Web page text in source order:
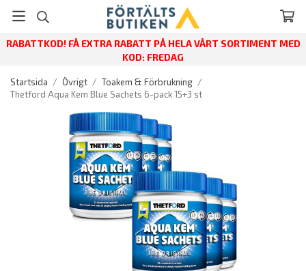
RABATTKOD! FÅ EXTRA RABATT PÅ HELA VÅRT SORTIMENT MED
KOD: FREDAG
Startsida / Övrigt / Toakem & Förbrukning /
Thetford Aqua Kem Blue Sachets 6-pack 15+3 st